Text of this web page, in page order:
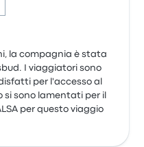
la compagnia è stata
I viaggiatori sono
per l'accesso al
si sono lamentati per il
per questo viaggio